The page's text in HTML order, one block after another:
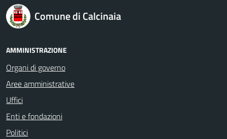
logo Unione Europea
Comune di Calcinaia
AMMINISTRAZIONE
Organi di governo
Aree amministrative
Uffici
Enti e fondazioni
Politici